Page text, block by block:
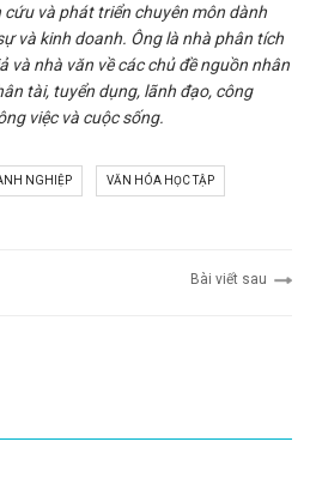
cứu và phát triển chuyên môn dành
và kinh doanh. Ông là nhà phân tích
và nhà văn về các chủ đề nguồn nhân
tài, tuyển dụng, lãnh đạo, công
việc và cuộc sống.
NGHIỆP VĂN HÓA HỌC TẬP
Bài viết sau